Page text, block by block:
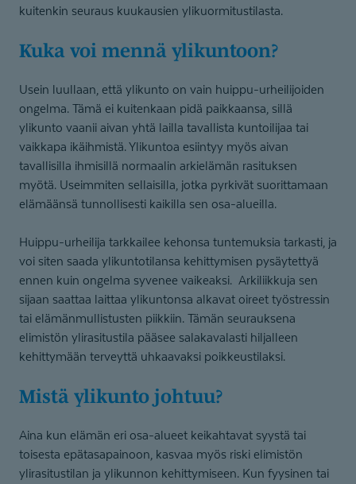
kuitenkin seuraus kuukausien ylikuormitustilasta.
Kuka voi mennä ylikuntoon?
Usein luullaan, että ylikunto on vain huippu-urheilijoiden
ongelma. Tämä ei kuitenkaan pidä paikkaansa, sillä
ylikunto vaanii aivan yhtä lailla tavallista kuntoilijaa tai
vaikkapa ikäihmistä. Ylikuntoa esiintyy myös aivan
tavallisilla ihmisillä normaalin arkielämän rasituksen
myötä. Useimmiten sellaisilla, jotka pyrkivät suorittamaan
elämäänsä tunnollisesti kaikilla sen osa-alueilla.
Huippu-urheilija tarkkailee kehonsa tuntemuksia tarkasti, ja
voi siten saada ylikuntotilansa kehittymisen pysäytettyä
ennen kuin ongelma syvenee vaikeaksi. Arkiliikkuja sen
sijaan saattaa laittaa ylikuntonsa alkavat oireet työstressin
tai elämänmullistusten piikkiin. Tämän seurauksena
elimistön ylirasitustila pääsee salakavalasti hiljalleen
kehittymään terveyttä uhkaavaksi poikkeustilaksi.
Mistä ylikunto johtuu?
Aina kun elämän eri osa-alueet keikahtavat syystä tai
toisesta epätasapainoon, kasvaa myös riski elimistön
ylirasitustilan ja ylikunnon kehittymiseen. Kun fyysinen tai